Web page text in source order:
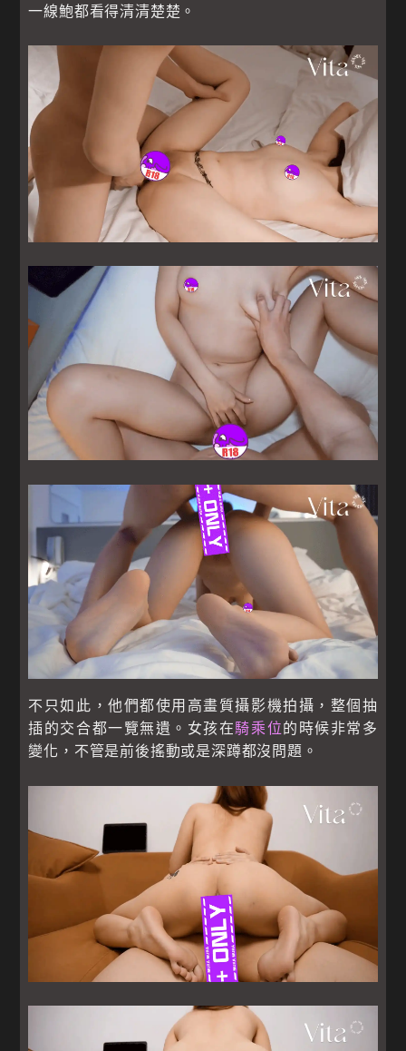
一線鮑都看得清清楚楚。
不只如此，他們都使用高畫質攝影機拍攝，整個抽
插的交合都一覽無遺。女孩在騎乘位的時候非常多
變化，不管是前後搖動或是深蹲都沒問題。